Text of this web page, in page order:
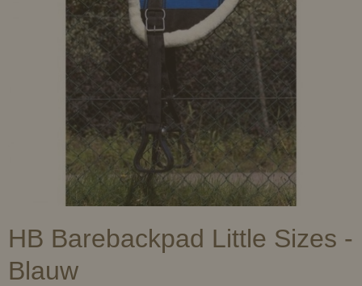
HB Barebackpad Little Sizes -
Blauw